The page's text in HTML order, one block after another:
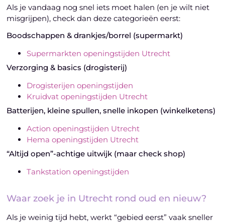
Als je vandaag nog snel iets moet halen (en je wilt niet
misgrijpen), check dan deze categorieën eerst:
Boodschappen & drankjes/borrel (supermarkt)
Supermarkten openingstijden Utrecht
Verzorging & basics (drogisterij)
Drogisterijen openingstijden
Kruidvat openingstijden Utrecht
Batterijen, kleine spullen, snelle inkopen (winkelketens)
Action openingstijden Utrecht
Hema openingstijden Utrecht
“Altijd open”-achtige uitwijk (maar check shop)
Tankstation openingstijden
Waar zoek je in Utrecht rond oud en nieuw?
Als je weinig tijd hebt, werkt “gebied eerst” vaak sneller